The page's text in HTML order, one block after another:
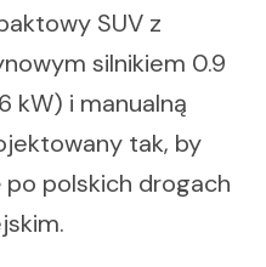
SUV z
silnikiem 0.9
kW) i manualną
tak, by
polskich drogach